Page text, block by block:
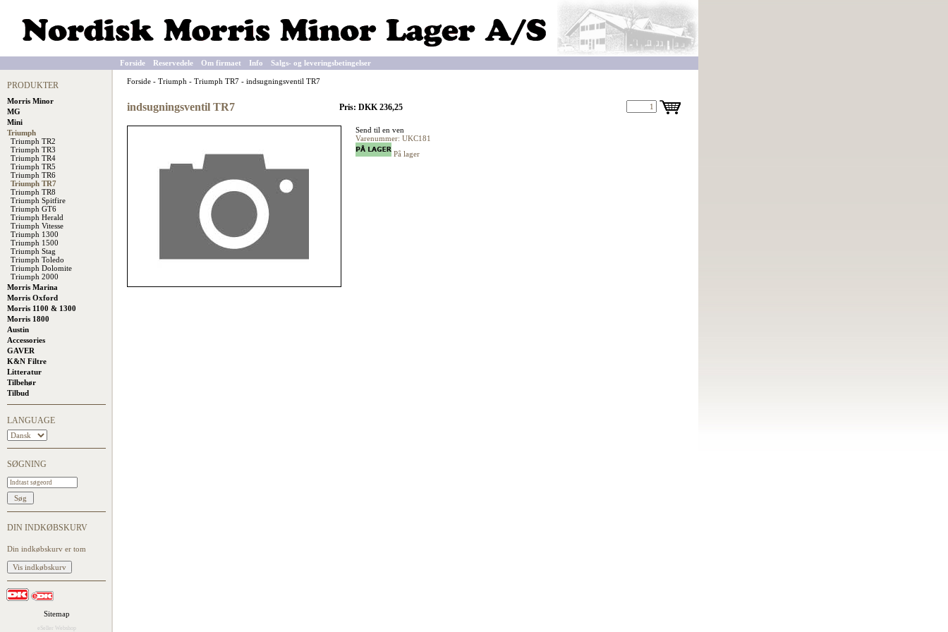
Forside Reservedele Om firmaet Info Salgs- og leveringsbetingelser
PRODUKTER
Morris Minor
MG
Mini
Triumph
Triumph TR2
Triumph TR3
Triumph TR4
Triumph TR5
Triumph TR6
Triumph TR7
Triumph TR8
Triumph Spitfire
Triumph GT6
Triumph Herald
Triumph Vitesse
Triumph 1300
Triumph 1500
Triumph Stag
Triumph Toledo
Triumph Dolomite
Triumph 2000
Morris Marina
Morris Oxford
Morris 1100 & 1300
Morris 1800
Austin
Accessories
GAVER
K&N Filtre
Litteratur
Tilbehør
Tilbud
LANGUAGE
SØGNING
DIN INDKØBSKURV
Din indkøbskurv er tom
Sitemap
eSeller Webshop
Forside - Triumph - Triumph TR7 - indsugningsventil TR7
indsugningsventil TR7 Pris: DKK 236,25
Send til en ven
Varenummer: UKC181
På lager